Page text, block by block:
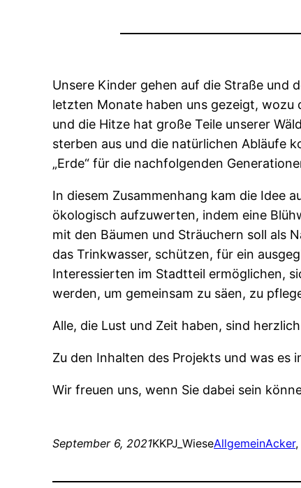
Unsere Kinder gehen auf die Straße und
letzten Monate haben uns gezeigt, wozu
und die Hitze hat große Teile unserer
sterben aus und die natürlichen Abläufe
„Erde“ für die nachfolgenden
In diesem Zusammenhang kam die Idee
ökologisch aufzuwerten, indem eine
mit den Bäumen und Sträuchern soll als
das Trinkwasser, schützen, für ein
Interessierten im Stadtteil ermöglichen,
werden, um gemeinsam zu säen, zu
Alle, die Lust und Zeit haben, sind
Zu den Inhalten des Projekts und was
Wir freuen uns, wenn Sie dabei sein
September 6, 2021KKPJ_WieseAllgemeinAcker,